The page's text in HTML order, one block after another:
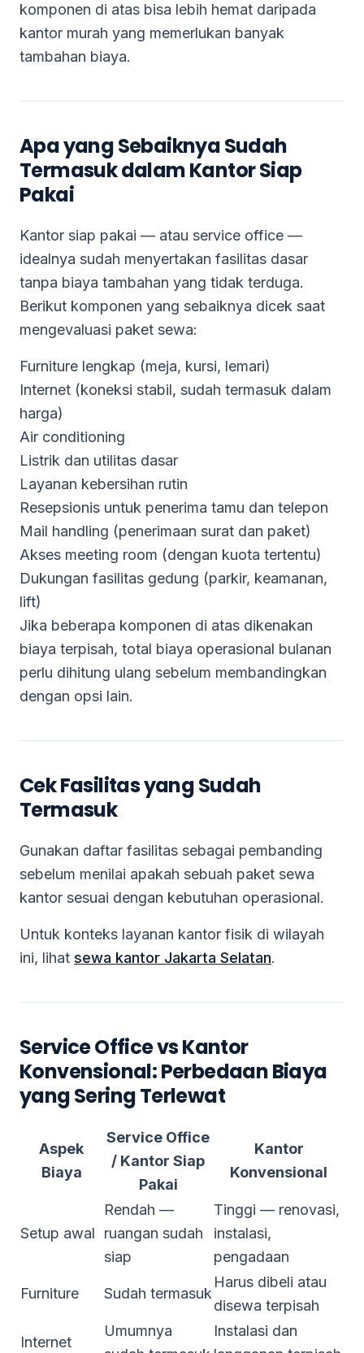
komponen di atas bisa lebih hemat daripada
kantor murah yang memerlukan banyak
tambahan biaya.
Apa yang Sebaiknya Sudah
Termasuk dalam Kantor Siap
Pakai
Kantor siap pakai — atau service office —
idealnya sudah menyertakan fasilitas dasar
tanpa biaya tambahan yang tidak terduga.
Berikut komponen yang sebaiknya dicek saat
mengevaluasi paket sewa:
Furniture lengkap (meja, kursi, lemari)
Internet (koneksi stabil, sudah termasuk dalam
harga)
Air conditioning
Listrik dan utilitas dasar
Layanan kebersihan rutin
Resepsionis untuk penerima tamu dan telepon
Mail handling (penerimaan surat dan paket)
Akses meeting room (dengan kuota tertentu)
Dukungan fasilitas gedung (parkir, keamanan,
lift)
Jika beberapa komponen di atas dikenakan
biaya terpisah, total biaya operasional bulanan
perlu dihitung ulang sebelum membandingkan
dengan opsi lain.
Cek Fasilitas yang Sudah
Termasuk
Gunakan daftar fasilitas sebagai pembanding
sebelum menilai apakah sebuah paket sewa
kantor sesuai dengan kebutuhan operasional.
Untuk konteks layanan kantor fisik di wilayah
ini, lihat sewa kantor Jakarta Selatan.
Service Office vs Kantor
Konvensional: Perbedaan Biaya
yang Sering Terlewat
Aspek
Biaya
Service Office
/ Kantor Siap
Pakai
Kantor
Konvensional
Setup awal
Rendah —
ruangan sudah
siap
Tinggi — renovasi,
instalasi,
pengadaan
Furniture Sudah termasuk
Harus dibeli atau
disewa terpisah
Internet
Umumnya
Instalasi dan